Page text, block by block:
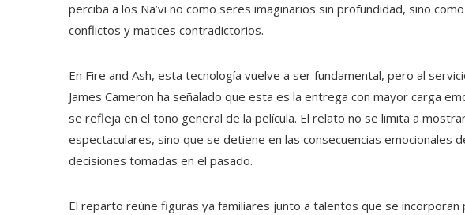
perciba a los Na’vi no como seres imaginarios sin profundidad, sino
conflictos y matices contradictorios.
En Fire and Ash, esta tecnología vuelve a ser fundamental, pero al
James Cameron ha señalado que esta es la entrega con mayor carga
se refleja en el tono general de la película. El relato no se limita a
espectaculares, sino que se detiene en las consecuencias emocionales
decisiones tomadas en el pasado.
El reparto reúne figuras ya familiares junto a talentos que se